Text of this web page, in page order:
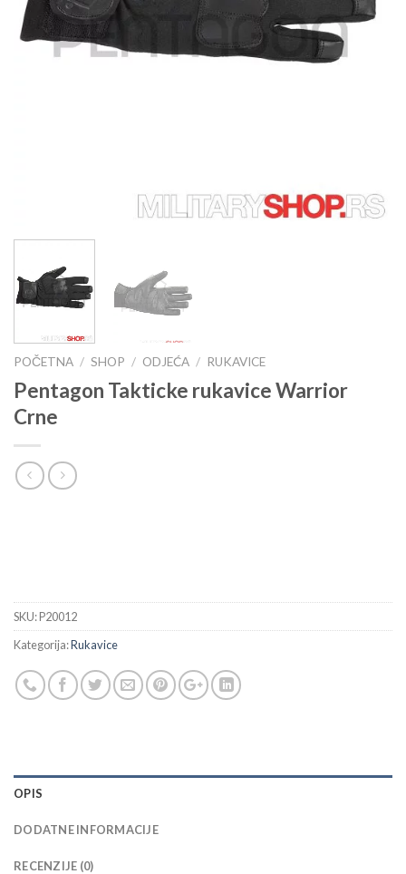
POČETNA / SHOP / ODJEĆA / RUKAVICE
Pentagon Takticke rukavice Warrior
Crne
SKU:P20012
Kategorija:Rukavice
OPIS
DODATNE INFORMACIJE
RECENZIJE (0)